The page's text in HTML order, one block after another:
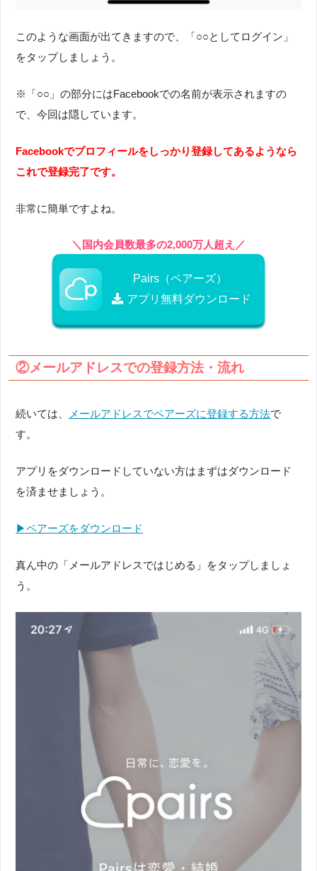
このような画面が出てきますので、「○○としてログイン」
をタップしましょう。
※「○○」の部分にはFacebookでの名前が表示されますの
で、今回は隠しています。
Facebookでプロフィールをしっかり登録してあるようなら
これで登録完了です。
非常に簡単ですよね。
＼国内会員数最多の2,000万人超え／
Pairs（ペアーズ）
アプリ無料ダウンロード
②メールアドレスでの登録方法・流れ
続いては、 メールアドレスでペアーズに登録する方法で
す。
アプリをダウンロードしていない方はまずはダウンロード
を済ませましょう。
▶︎ペアーズをダウンロード
真ん中の「メールアドレスではじめる」をタップしましょ
う。